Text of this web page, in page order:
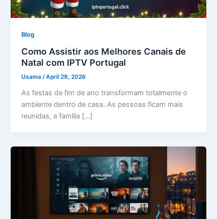
Blog
Como Assistir aos Melhores Canais de
Natal com IPTV Portugal
Usama/April 29, 2026
As festas de fim de ano transformam totalmente o
ambiente dentro de casa. As pessoas ficam mais
reunidas, a família […]